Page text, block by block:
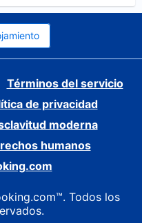
Términos del servicio
de privacidad
moderna
humanos
Todos los